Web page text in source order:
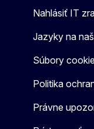
Nahlásiť IT
Jazyky na
Súbory
Politika
Právne